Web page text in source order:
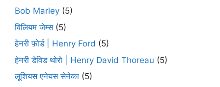
Bob Marley (5)
विलियम जेम्स(5)
हेनरी फ़ोर्ड | Henry Ford (5)
हेनरी डेविड थोरो | Henry David Thoreau (5)
लूशियस एनेयस सेनेका (5)